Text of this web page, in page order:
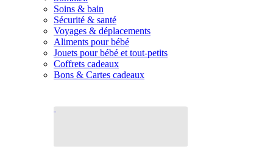
Soins & bain
Sécurité & santé
Voyages & déplacements
Aliments pour bébé
Jouets pour bébé et tout-petits
Coffrets cadeaux
Bons & Cartes cadeaux